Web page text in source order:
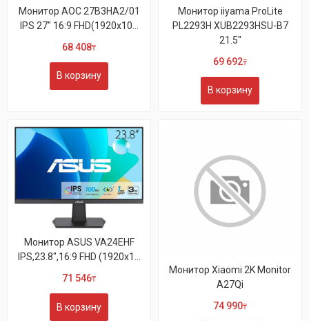
Монитор AOC 27B3HA2/01
IPS 27" 16:9 FHD(1920x10...
68 408₸
В корзину
Монитор iiyama ProLite
PL2293H XUB2293HSU-B7
21.5"
69 692₸
В корзину
Монитор ASUS VA24EHF
IPS,23.8",16:9 FHD (1920x1...
71 546₸
В корзину
Монитор Xiaomi 2K Monitor
A27Qi
74 990₸